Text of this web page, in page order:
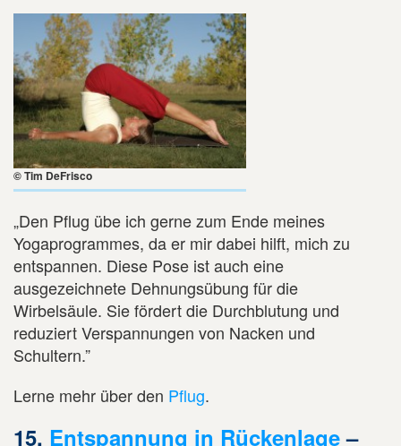
© Tim DeFrisco
„Den Pflug übe ich gerne zum Ende meines
Yogaprogrammes, da er mir dabei hilft, mich zu
entspannen. Diese Pose ist auch eine
ausgezeichnete Dehnungsübung für die
Wirbelsäule. Sie fördert die Durchblutung und
reduziert Verspannungen von Nacken und
Schultern.”
Lerne mehr über den Pflug.
15. Entspannung in Rückenlage–